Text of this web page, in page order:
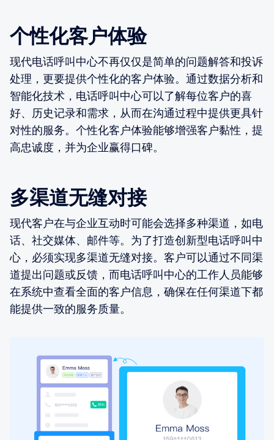
个性化客户体验
现代电话呼叫中心不再仅仅是简单的问题解答和投诉
处理，更要提供个性化的客户体验。通过数据分析和
智能化技术，电话呼叫中心可以了解每位客户的喜
好、历史记录和需求，从而在沟通过程中提供更具针
对性的服务。个性化客户体验能够增强客户黏性，提
高忠诚度，并为企业赢得口碑。
多渠道无缝对接
现代客户在与企业互动时可能会选择多种渠道，如电
话、社交媒体、邮件等。为了打造创新型电话呼叫中
心，必须实现多渠道无缝对接。客户可以通过不同渠
道提出问题或反馈，而电话呼叫中心的工作人员能够
在系统中查看全面的客户信息，确保在任何渠道下都
能提供一致的服务质量。